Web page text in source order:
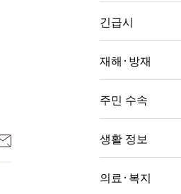
긴급시
재해·방재
주민 수속
생활 정보
의료·복지